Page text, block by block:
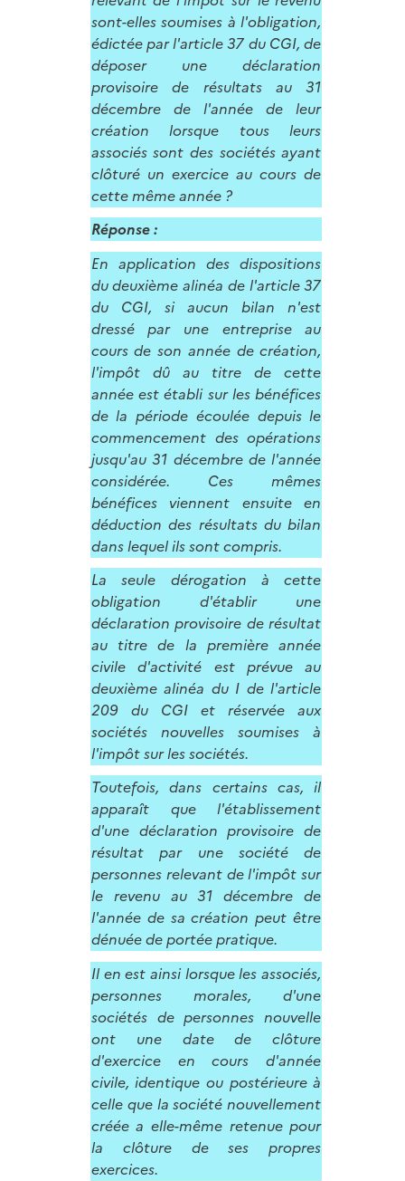
sont-elles soumises à l'obligation,
édictée par l'article 37 du CGI, de
déposer une déclaration
provisoire de résultats au 31
décembre de l'année de leur
création lorsque tous leurs
associés sont des sociétés ayant
clôturé un exercice au cours de
cette même année ?
Réponse :
En application des dispositions
du deuxième alinéa de l'article 37
du CGI, si aucun bilan n'est
dressé par une entreprise au
cours de son année de création,
l'impôt dû au titre de cette
année est établi sur les bénéfices
de la période écoulée depuis le
commencement des opérations
jusqu'au 31 décembre de l'année
considérée. Ces mêmes
bénéfices viennent ensuite en
déduction des résultats du bilan
dans lequel ils sont compris.
La seule dérogation à cette
obligation d'établir une
déclaration provisoire de résultat
au titre de la première année
civile d'activité est prévue au
deuxième alinéa du I de l'article
209 du CGI et réservée aux
sociétés nouvelles soumises à
l'impôt sur les sociétés.
Toutefois, dans certains cas, il
apparaît que l'établissement
d'une déclaration provisoire de
résultat par une société de
personnes relevant de l'impôt sur
le revenu au 31 décembre de
l'année de sa création peut être
dénuée de portée pratique.
Il en est ainsi lorsque les associés,
personnes morales, d'une
sociétés de personnes nouvelle
ont une date de clôture
d'exercice en cours d'année
civile, identique ou postérieure à
celle que la société nouvellement
créée a elle-même retenue pour
la clôture de ses propres
exercices.